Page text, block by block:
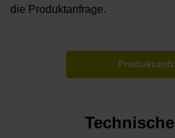
die Produktanfrage.